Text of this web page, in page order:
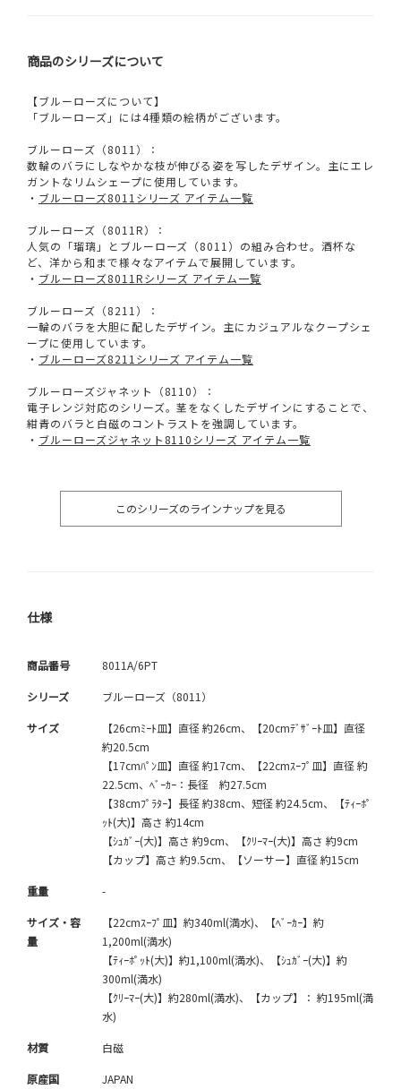
商品のシリーズについて
【ブルーローズについて】
「ブルーローズ」には4種類の絵柄がございます。
ブルーローズ（8011）：
数輪のバラにしなやかな枝が伸びる姿を写したデザイン。主にエレ
ガントなリムシェープに使用しています。
・ ブルーローズ8011シリーズ アイテム一覧
ブルーローズ（8011R）：
人気の「瑠璃」とブルーローズ（8011）の組み合わせ。酒杯な
ど、洋から和まで様々なアイテムで展開しています。
・ ブルーローズ8011Rシリーズ アイテム一覧
ブルーローズ（8211）：
一輪のバラを大胆に配したデザイン。主にカジュアルなクープシェ
ープに使用しています。
・ ブルーローズ8211シリーズ アイテム一覧
ブルーローズジャネット（8110）：
電子レンジ対応のシリーズ。茎をなくしたデザインにすることで、
紺青のバラと白磁のコントラストを強調しています。
・ ブルーローズジャネット8110シリーズ アイテム一覧
このシリーズのラインナップを見る
仕様
商品番号 8011A/6PT
シリーズ ブルーローズ（8011）
サイズ
【26cmﾐｰﾄ皿】直径 約26cm、【20cmﾃﾞｻﾞｰﾄ皿】直径
約20.5cm
【17cmﾊﾟﾝ皿】直径 約17cm、【22cmｽｰﾌﾟ皿】直径 約
22.5cm、ﾍﾞｰｶｰ：長径 約27.5cm
【38cmﾌﾟﾗﾀｰ】長径 約38cm、短径 約24.5cm、【ﾃｨｰﾎﾟ
ｯﾄ(大)】高さ 約14cm
【ｼｭｶﾞｰ(大)】高さ 約9cm、【ｸﾘｰﾏｰ(大)】高さ 約9cm
【カップ】高さ 約9.5cm、【ソーサー】直径 約15cm
重量 -
サイズ・容
量
【22cmｽｰﾌﾟ皿】約340ml(満水)、【ﾍﾞｰｶｰ】約
1,200ml(満水)
【ﾃｨｰﾎﾟｯﾄ(大)】約1,100ml(満水)、【ｼｭｶﾞｰ(大)】約
300ml(満水)
【ｸﾘｰﾏｰ(大)】約280ml(満水)、【カップ】： 約195ml(満
水)
材質 白磁
原産国 JAPAN